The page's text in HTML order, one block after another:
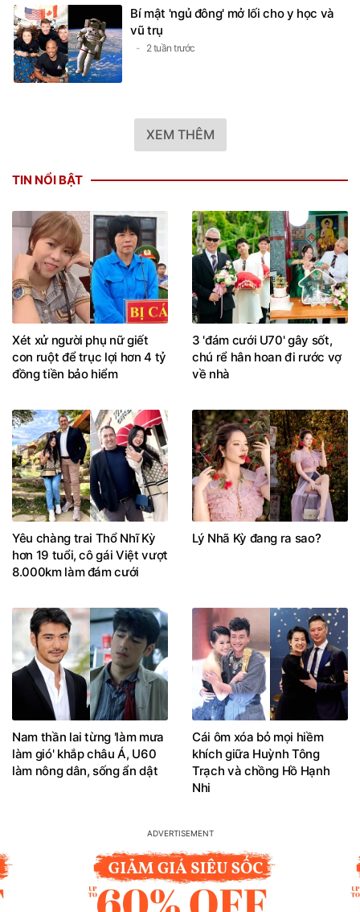
Bí mật 'ngủ đông' mở lối cho y học và
vũ trụ
2 tuần trước
XEM THÊM
TIN NỔI BẬT
Xét xử người phụ nữ giết
con ruột để trục lợi hơn 4 tỷ
đồng tiền bảo hiểm
3 'đám cưới U70' gây sốt,
chú rể hân hoan đi rước vợ
về nhà
Yêu chàng trai Thổ Nhĩ Kỳ
hơn 19 tuổi, cô gái Việt vượt
8.000km làm đám cưới
Lý Nhã Kỳ đang ra sao?
Nam thần lai từng 'làm mưa
làm gió' khắp châu Á, U60
làm nông dân, sống ẩn dật
Cái ôm xóa bỏ mọi hiềm
khích giữa Huỳnh Tông
Trạch và chồng Hồ Hạnh
Nhi